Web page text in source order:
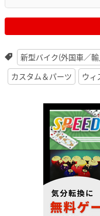
新型バイク(外国車／
カスタム＆パーツ
ウィ